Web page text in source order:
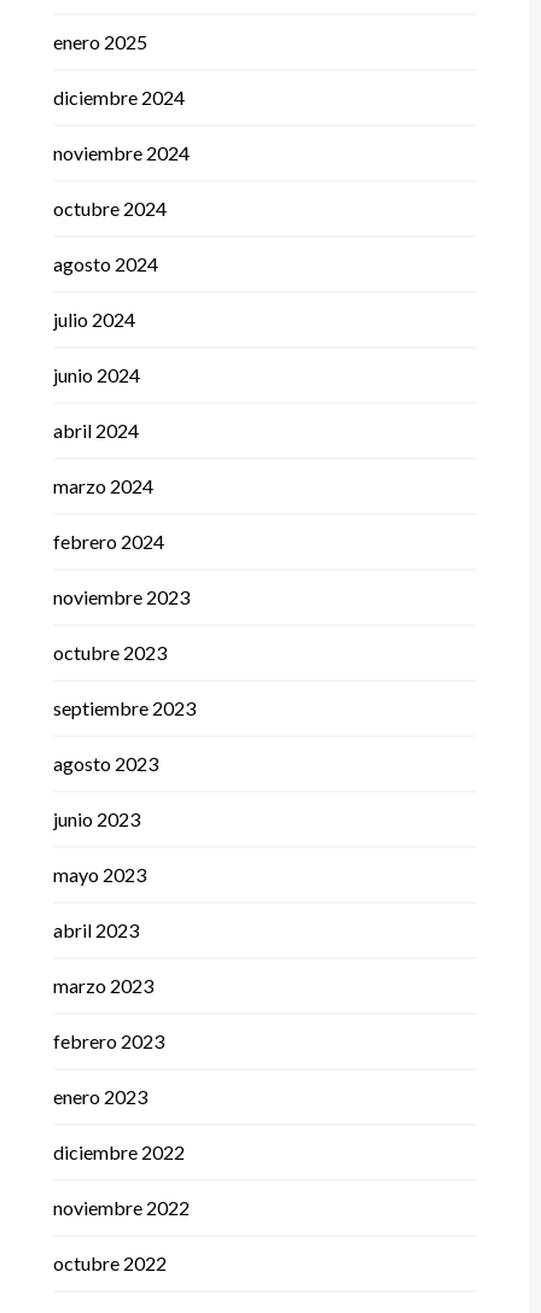
enero 2025
diciembre 2024
noviembre 2024
octubre 2024
agosto 2024
julio 2024
junio 2024
abril 2024
marzo 2024
febrero 2024
noviembre 2023
octubre 2023
septiembre 2023
agosto 2023
junio 2023
mayo 2023
abril 2023
marzo 2023
febrero 2023
enero 2023
diciembre 2022
noviembre 2022
octubre 2022